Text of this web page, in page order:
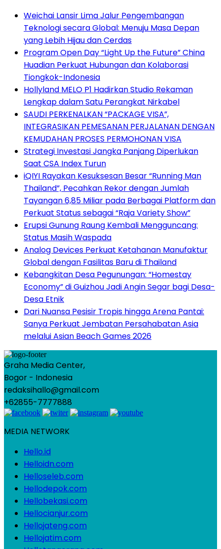
Weichai Lansir Lima Jalur Pengembangan
Teknologi secara Global: Menuju Masa Depan
yang Lebih Hijau dan Cerdas
Program Open Day “Light Up the Future” China
Huadian Perkuat Hubungan dan Kolaborasi
Tiongkok-Indonesia
Hollyland MELO P1 Hadirkan Studio Rekaman
Lengkap dalam Satu Perangkat Nirkabel
SAUDI PERKENALKAN “PACKAGE VISA”,
INTEGRASIKAN PEMESANAN PERJALANAN DENGAN
KEMUDAHAN PROSES PERMOHONAN VISA
Strategi Investasi Jangka Panjang Diperlukan
Saat CSA Index Turun
iQIYI Rayakan Kesuksesan Besar “Running Man
Thailand”, Pecahkan Rekor dengan Jumlah
Tayangan 6,85 Miliar pada Berbagai Platform dan
Perkuat Status sebagai “Raja Variety Show”
Erupsi Gunung Raung Kembali Mengguncang:
Status Masih Waspada
Analog Devices Perkuat Ketahanan Manufaktur
Global dengan Fasilitas Baru di Thailand
Kebangkitan Desa Pegunungan: “Homestay
Economy” di Guizhou Jadi Angin Segar bagi Desa-
Desa Etnik
Dari Nuansa Pesisir Tropis hingga Arena Pantai:
Sanya Perkuat Jembatan Persahabatan Asia
melalui Asian Beach Games 2026
Graha Media Center,
Bogor - Indonesia
redaksihallo@gmail.com
+62855-7777888
MEDIA NETWORK
Hello.id
Helloidn.com
Helloseleb.com
Hellodepok.com
Hellobekasi.com
Hellocianjur.com
Hellojateng.com
Hellojatim.com